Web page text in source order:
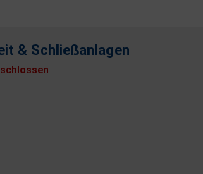
& Schließanlagen